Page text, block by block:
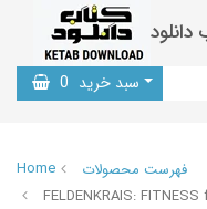
دانلود
سبد خرید 0
Home
فهرست محصولات
FELDENKRAIS: